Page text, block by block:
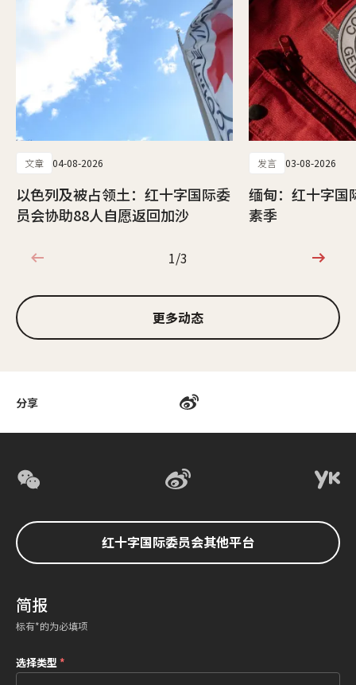
分享
文章 04-08-2026
以色列及被占领土：红十字国际委
员会协助88人自愿返回加沙
发言 03-08-2026
缅甸：红十字国
素季
1/3
1/3
更多动态
红十字国际委员会其他平台
简报
标有*的为必填项
选择类型*